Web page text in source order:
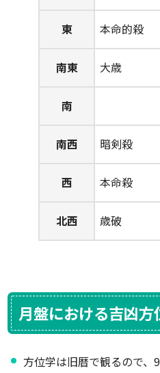
東 本命的殺
南東 大歳
南
南西 暗剣殺
西 本命殺
北西 歳破
月盤における吉凶方
方位学は旧暦で観るので